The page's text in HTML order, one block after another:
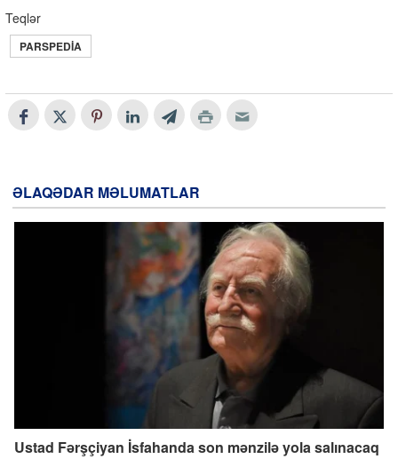
Teqlər
PARSPEDIA
ƏLAQƏDAR MƏLUMATLAR
Ustad Fərşçiyan İsfahanda son mənzilə yola salınacaq